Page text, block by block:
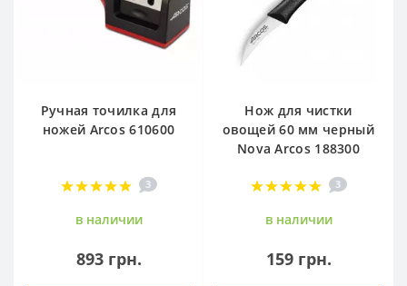
Ручная точилка для
ножей Arcos 610600
3
в наличии
893 грн.
Нож для чистки
овощей 60 мм черный
Nova Arcos 188300
3
в наличии
159 грн.